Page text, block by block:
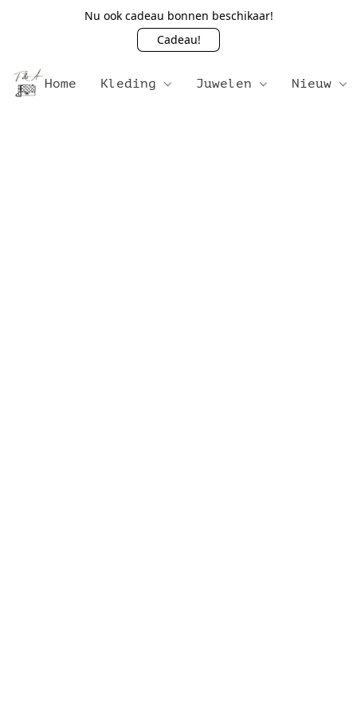
Nu ook cadeau bonnen beschikaar!
Cadeau!
Home Kleding Juwelen Nieuw